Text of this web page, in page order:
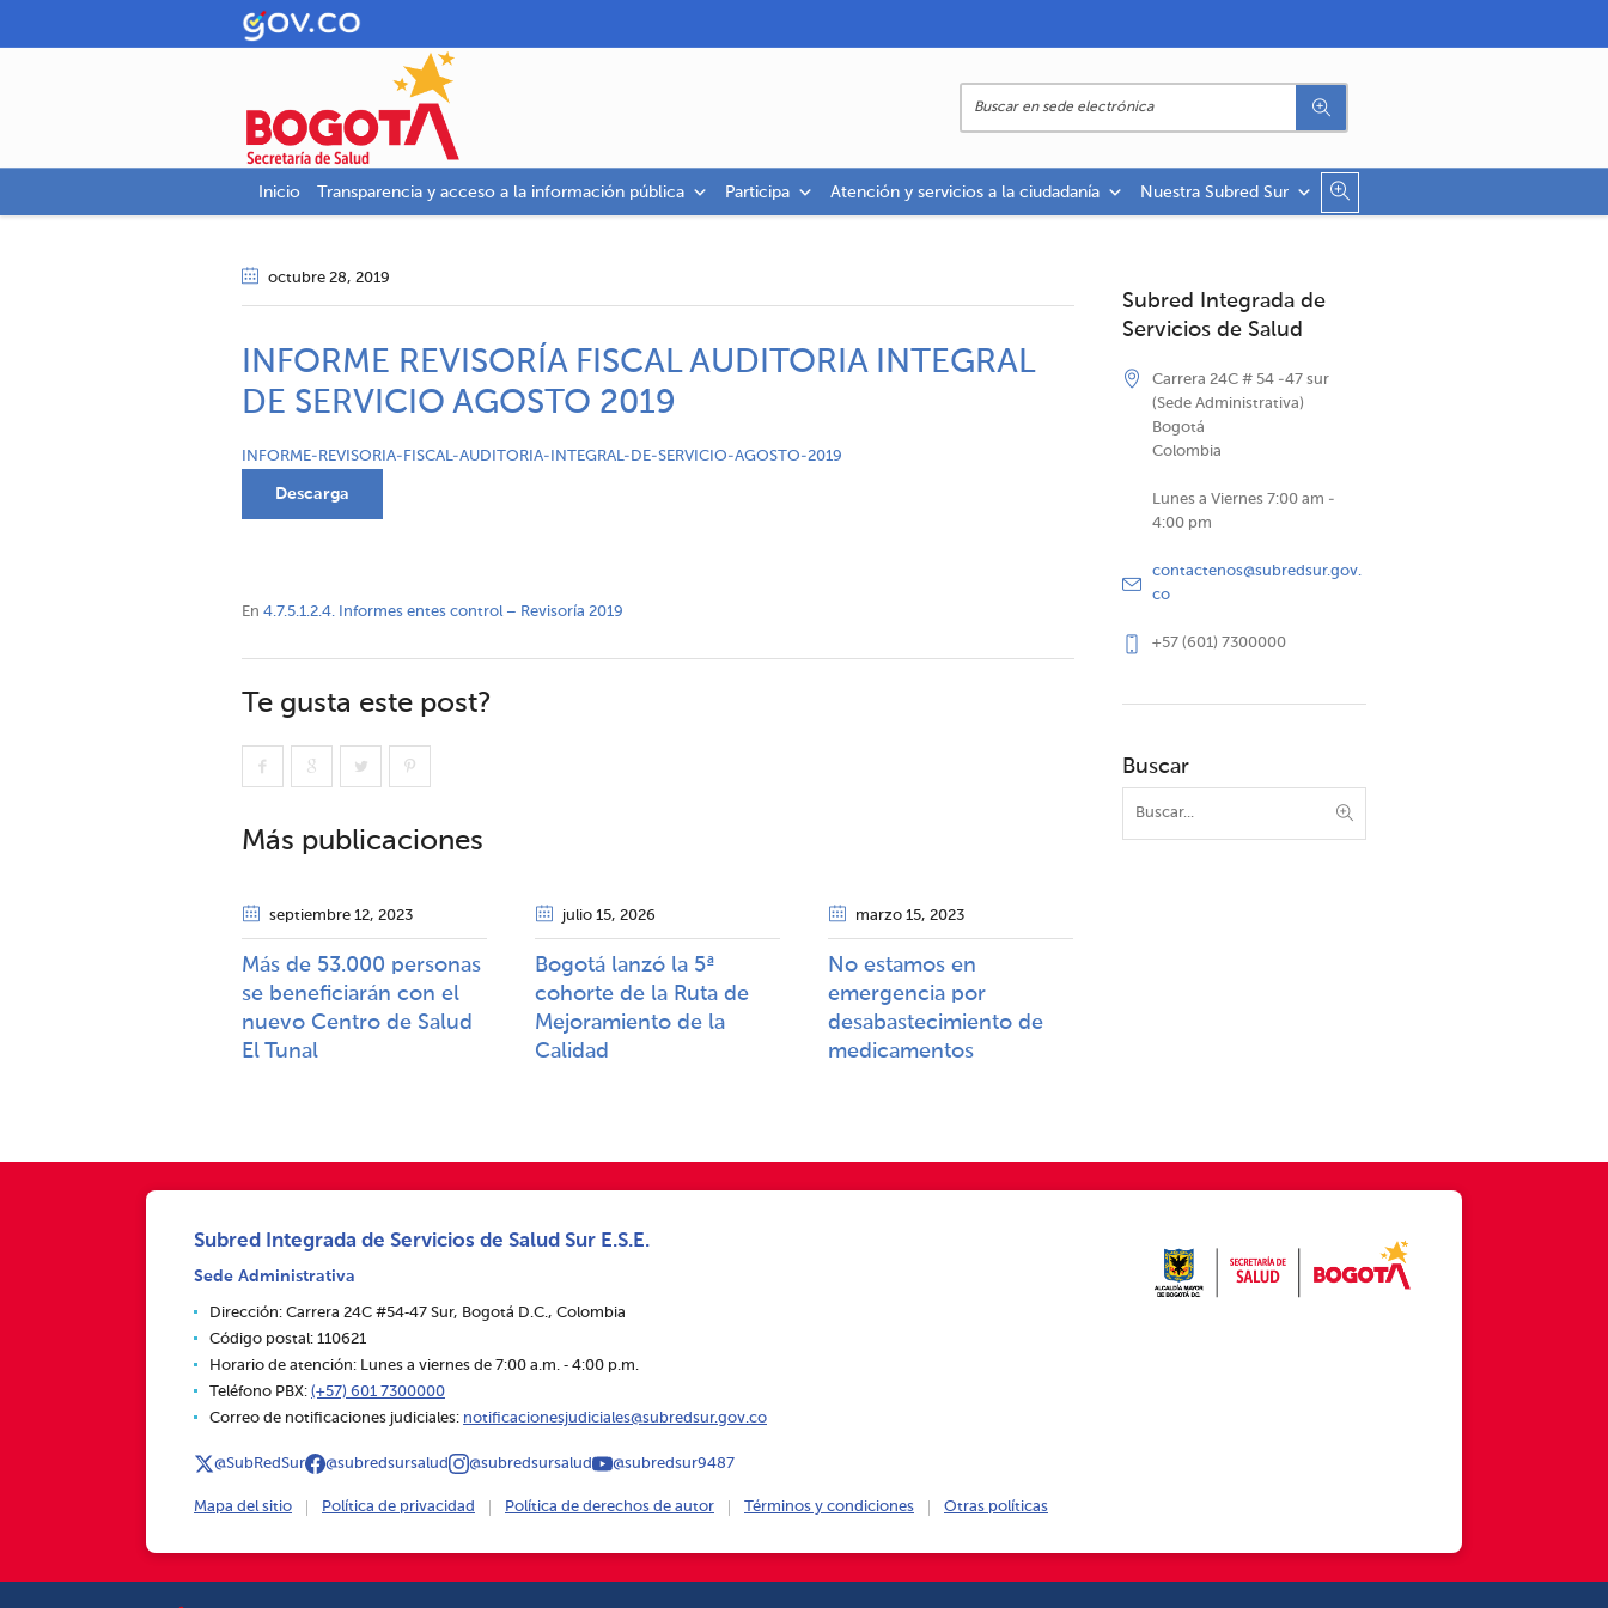
Inicio Transparencia y acceso a la información pública Participa Atención y servicios a la ciudadanía Nuestra Subred Sur
octubre 28, 2019
INFORME REVISORÍA FISCAL AUDITORIA INTEGRAL
DE SERVICIO AGOSTO 2019
INFORME-REVISORIA-FISCAL-AUDITORIA-INTEGRAL-DE-SERVICIO-AGOSTO-2019
Descarga
En 4.7.5.1.2.4. Informes entes control – Revisoría 2019
Te gusta este post?
Más publicaciones
septiembre 12, 2023
Más de 53.000 personas
se beneficiarán con el
nuevo Centro de Salud
El Tunal
julio 15, 2026
Bogotá lanzó la 5ª
cohorte de la Ruta de
Mejoramiento de la
Calidad​​
marzo 15, 2023
No estamos en
emergencia por
desabastecimiento de
medicamentos
Subred Integrada de
Servicios de Salud
Carrera 24C # 54 -47 sur
(Sede Administrativa)
Bogotá
Colombia
Lunes a Viernes 7:00 am -
4:00 pm
contactenos@subredsur.gov.
co
+57 (601) 7300000
Buscar
Subred Integrada de Servicios de Salud Sur E.S.E.
Sede Administrativa
Dirección: Carrera 24C #54‑47 Sur, Bogotá D.C., Colombia
Código postal: 110621
Horario de atención: Lunes a viernes de 7:00 a.m. ‑ 4:00 p.m.
Teléfono PBX: (+57) 601 7300000
Correo de notificaciones judiciales: notificacionesjudiciales@subredsur.gov.co
@SubRedSur @subredsursalud @subredsursalud @subredsur9487
Mapa del sitio Política de privacidad Política de derechos de autor Términos y condiciones Otras políticas